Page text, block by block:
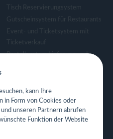
Tisch Reservierungsystem
Gutscheinsystem für Restaurants
Event- und Ticketsystem mit
Ticketverkauf
Bestellsystem Lieferung und
Eigene App für Restaurant
kann Ihre
in Form von Cookies oder
unseren Partnern abrufen
Funktion der Website